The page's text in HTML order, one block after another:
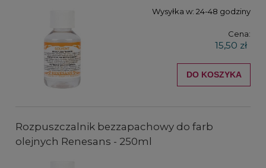
Wysyłka w: 24-48 godziny
Cena:
15,50 zł
DO KOSZYKA
Rozpuszczalnik bezzapachowy do farb
olejnych Renesans - 250ml